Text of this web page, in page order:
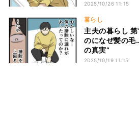
2025/10/26 11:15
暮らし
主夫の暮らし
のになぜ髪の毛
の真実”
2025/10/19 11:15